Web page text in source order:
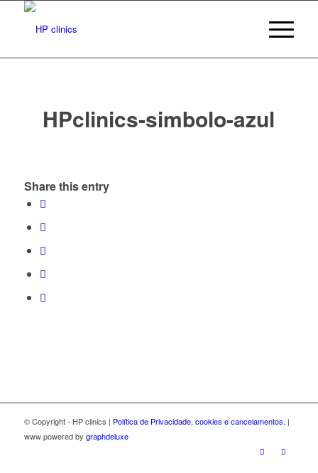
HPclinics-simbolo-azul
Share this entry
© Copyright - HP clinics | Política de Privacidade, cookies e cancelamentos. |
www powered by graphdeluxe